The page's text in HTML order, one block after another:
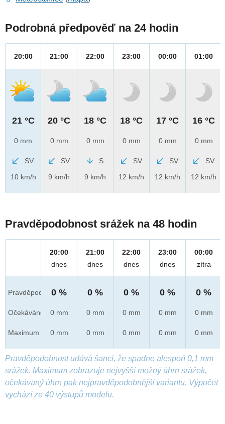
Podrobná předpověď na 24 hodin
20:00
21 °C
0 mm
SV
10 km/h
21:00
20 °C
0 mm
SV
9 km/h
22:00
18 °C
0 mm
S
9 km/h
23:00
18 °C
0 mm
SV
12 km/h
00:00
17 °C
0 mm
SV
12 km/h
01:00
16 °C
0 mm
SV
12 km/h
Pravděpodobnost srážek na 48 hodin
Pravděpod.
Očekáváno
Maximum
20:00
dnes
0 %
0 mm
0 mm
21:00
dnes
0 %
0 mm
0 mm
22:00
dnes
0 %
0 mm
0 mm
23:00
dnes
0 %
0 mm
0 mm
00:00
zítra
0 %
0 mm
0 mm
Pravděpodobnost udává šanci, že spadne alespoň 0,1 mm
srážek. Maximum zobrazuje nejvyšší možný úhrn srážek,
očekávaný úhrn pak nejpravděpodobnější variantu. Výpočet
vychází ze 40 výstupů modelu.